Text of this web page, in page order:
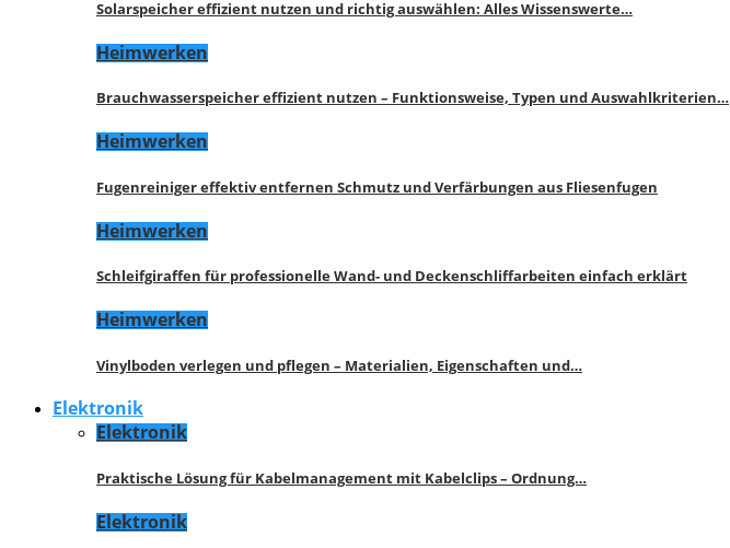
Solarspeicher effizient nutzen und richtig auswählen: Alles Wissenswerte…
Heimwerken
Brauchwasserspeicher effizient nutzen – Funktionsweise, Typen und Auswahlkriterien…
Heimwerken
Fugenreiniger effektiv entfernen Schmutz und Verfärbungen aus Fliesenfugen
Heimwerken
Schleifgiraffen für professionelle Wand- und Deckenschliffarbeiten einfach erklärt
Heimwerken
Vinylboden verlegen und pflegen – Materialien, Eigenschaften und…
Elektronik
Elektronik
Praktische Lösung für Kabelmanagement mit Kabelclips – Ordnung…
Elektronik